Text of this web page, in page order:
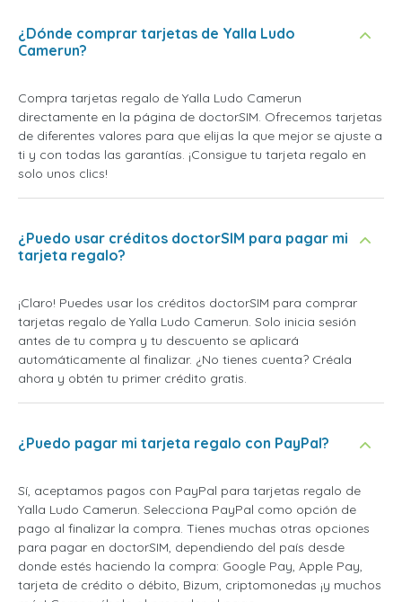
¿Dónde comprar tarjetas de Yalla Ludo
Camerun?
Compra tarjetas regalo de Yalla Ludo Camerun
directamente en la página de doctorSIM. Ofrecemos tarjetas
de diferentes valores para que elijas la que mejor se ajuste a
ti y con todas las garantías. ¡Consigue tu tarjeta regalo en
solo unos clics!
¿Puedo usar créditos doctorSIM para pagar mi
tarjeta regalo?
¡Claro! Puedes usar los créditos doctorSIM para comprar
tarjetas regalo de Yalla Ludo Camerun. Solo inicia sesión
antes de tu compra y tu descuento se aplicará
automáticamente al finalizar. ¿No tienes cuenta? Créala
ahora y obtén tu primer crédito gratis.
¿Puedo pagar mi tarjeta regalo con PayPal?
Sí, aceptamos pagos con PayPal para tarjetas regalo de
Yalla Ludo Camerun. Selecciona PayPal como opción de
pago al finalizar la compra. Tienes muchas otras opciones
para pagar en doctorSIM, dependiendo del país desde
donde estés haciendo la compra: Google Pay, Apple Pay,
tarjeta de crédito o débito, Bizum, criptomonedas ¡y muchos